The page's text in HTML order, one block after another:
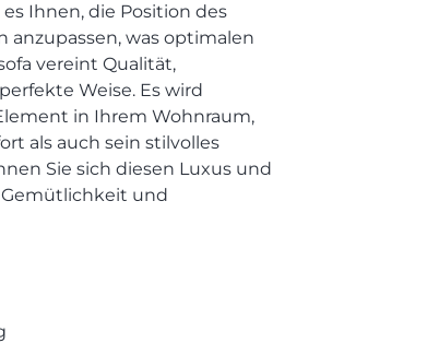
Ihnen, die Position des
anzupassen, was optimalen
vereint Qualität,
Weise. Es wird
in Ihrem Wohnraum,
als auch sein stilvolles
Sie sich diesen Luxus und
Gemütlichkeit und